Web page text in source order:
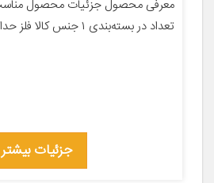
تعداد در بسته‌بندی ۱ جنس کالا فلز حداکثر دور ۳۲۰۰۰ سایر […]
جزئیات بیشتر